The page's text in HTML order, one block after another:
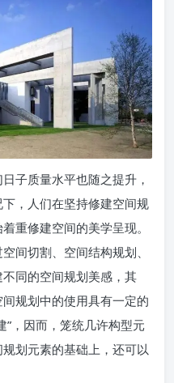
子质量水平也随之提升，
，人们在坚持修建空间规
重修建空间的美学呈现。
间切割、空间结构规划、
同的空间规划美感，其
规划中的使用具有一定的
”，因而，笼统几许构型元
划元素的基础上，还可以